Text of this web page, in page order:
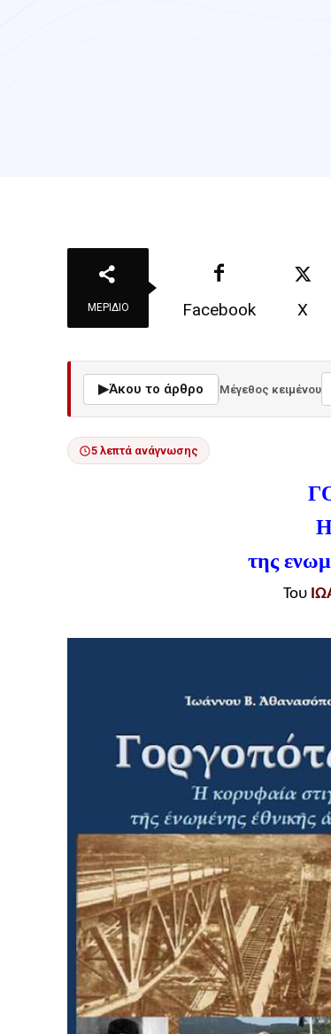
ΜΕΡΊΔΙΟ Facebook X
▶Άκου το άρθρο Μέγεθος κειμένου
5 λεπτά ανάγνωσης
Η
της
Του